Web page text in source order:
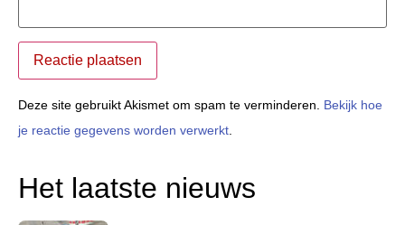
Deze site gebruikt Akismet om spam te verminderen. Bekijk hoe
je reactie gegevens worden verwerkt
Het laatste nieuws